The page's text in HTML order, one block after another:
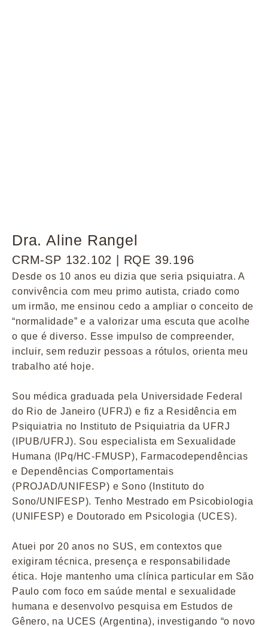
Dra. Aline Rangel
CRM-SP 132.102 | RQE 39.196
Desde os 10 anos eu dizia que seria psiquiatra. A
convivência com meu primo autista, criado como
um irmão, me ensinou cedo a ampliar o conceito de
“normalidade” e a valorizar uma escuta que acolhe
o que é diverso. Esse impulso de compreender,
incluir, sem reduzir pessoas a rótulos, orienta meu
trabalho até hoje.
Sou médica graduada pela Universidade Federal
do Rio de Janeiro (UFRJ) e fiz a Residência em
Psiquiatria no Instituto de Psiquiatria da UFRJ
(IPUB/UFRJ). Sou especialista em Sexualidade
Humana (IPq/HC-FMUSP), Farmacodependências
e Dependências Comportamentais
(PROJAD/UNIFESP) e Sono (Instituto do
Sono/UNIFESP). Tenho Mestrado em Psicobiologia
(UNIFESP) e Doutorado em Psicologia (UCES).
Atuei por 20 anos no SUS, em contextos que
exigiram técnica, presença e responsabilidade
ética. Hoje mantenho uma clínica particular em São
Paulo com foco em saúde mental e sexualidade
humana e desenvolvo pesquisa em Estudos de
Gênero, na UCES (Argentina), investigando “o novo